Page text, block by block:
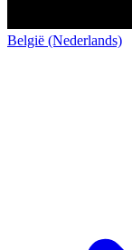
België (Nederlands)